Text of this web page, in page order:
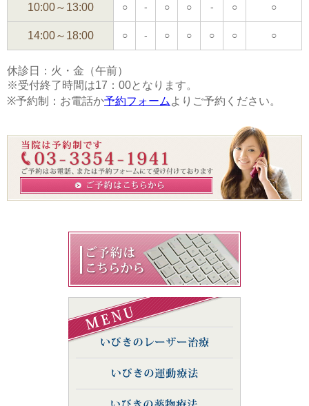
10:00～13:00 ○ - ○ ○ - ○ ○
14:00～18:00 ○ - ○ ○ ○ ○ ○
休診日：火・金（午前）
※受付終了時間は17：00となります。
※予約制：お電話か予約フォーム よりご予約ください。